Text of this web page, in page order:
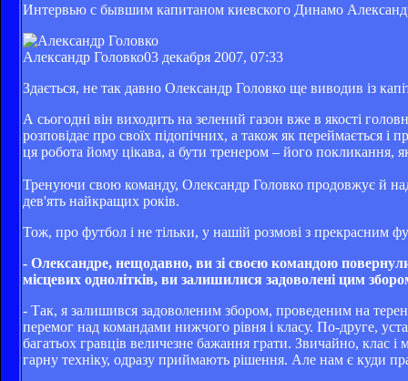
Интервью с бывшим капитаном киевского Динамо
Александр Головко03 декабря 2007, 07:33
Здається, не так давно Олександр Головко ще виводив із
А сьогодні він виходить на зелений газон вже в якості
розповідає про своїх підопічних, а також як переймається і
ця робота йому цікава, а бути тренером – його покликання,
Тренуючи свою команду, Олександр Головко продовжує й
дев'ять найкращих років.
Тож, про футбол і не тільки, у нашій розмові з прекрасним
- Олександре, нещодавно, ви зі своєю командою
місцевих однолітків, ви залишилися задоволені цим
- Так, я залишився задоволеним збором, проведеним на
перемог над командами нижчого рівня і класу. По-друге,
багатьох гравців величезне бажання грати. Звичайно, клас
гарну техніку, одразу приймають рішення. Але нам є куди